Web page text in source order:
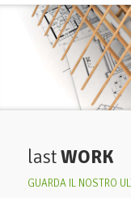
lastWORK
GUARDA IL NOSTRO